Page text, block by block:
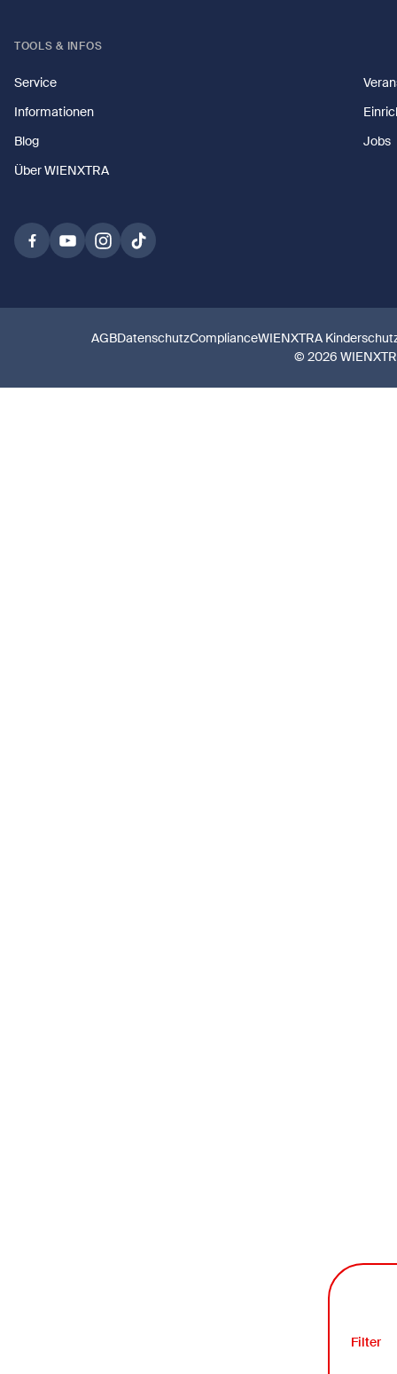
Filter
TOOLS & INFOS
Service
Informationen
Blog
Jobs
Über WIENXTRA
© 2026
AGBDatenschutzComplianceWIENXTRA